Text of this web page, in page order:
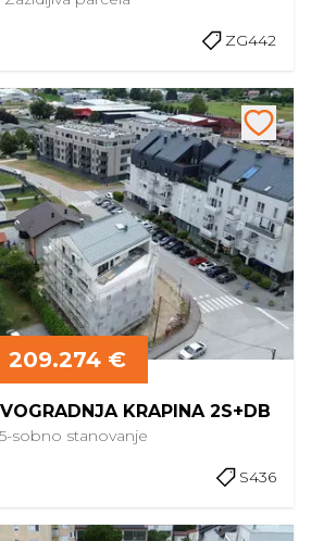
ZG442
209.274 €
KRAPINA 2S+DB
sobno stanovanje
S436